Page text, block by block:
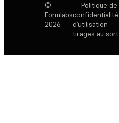
©
Formlabs
2026
Politique de
confidentialité
d’utilisation
·
tirages au sort